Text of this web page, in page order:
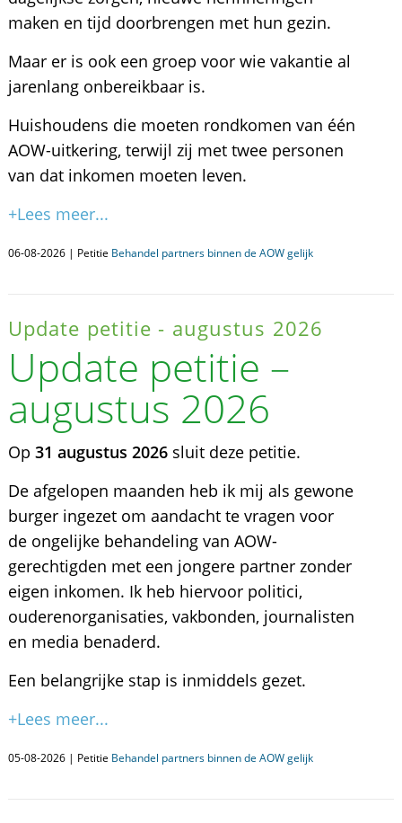
maken en tijd doorbrengen met hun gezin.
Maar er is ook een groep voor wie vakantie al
jarenlang onbereikbaar is.
Huishoudens die moeten rondkomen van één
AOW-uitkering, terwijl zij met twee personen
van dat inkomen moeten leven.
+Lees meer...
06-08-2026 | Petitie Behandel partners binnen de AOW gelijk
Update petitie - augustus 2026
Update petitie –
augustus 2026
Op 31 augustus 2026sluit deze petitie.
De afgelopen maanden heb ik mij als gewone
burger ingezet om aandacht te vragen voor
de ongelijke behandeling van AOW-
gerechtigden met een jongere partner zonder
eigen inkomen. Ik heb hiervoor politici,
ouderenorganisaties, vakbonden, journalisten
en media benaderd.
Een belangrijke stap is inmiddels gezet.
+Lees meer...
05-08-2026 | Petitie Behandel partners binnen de AOW gelijk